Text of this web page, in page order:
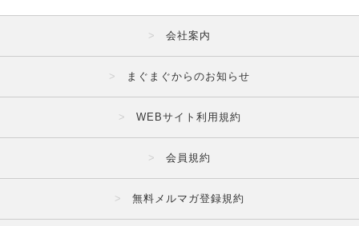
会社案内
まぐまぐからのお知らせ
WEBサイト利用規約
会員規約
無料メルマガ登録規約